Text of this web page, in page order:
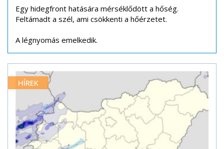
Egy hidegfront hatására mérséklődött a hőség.
Feltámadt a szél, ami csökkenti a hőérzetet.
A légnyomás emelkedik.
HÍREK